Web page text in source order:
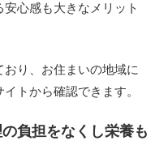
心感も大きなメリット
り、お住まいの地域に
トから確認できます。
負担をなくし栄養も